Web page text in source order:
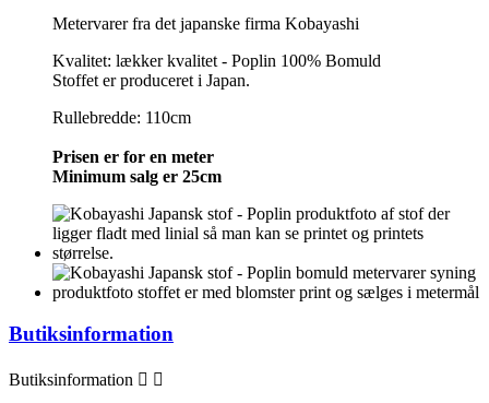
Metervarer fra det japanske firma Kobayashi
Kvalitet: lækker kvalitet - Poplin 100% Bomuld
Stoffet er produceret i Japan.
Rullebredde: 110cm
Prisen er for en meter
Minimum salg er 25cm
Butiksinformation
Butiksinformation  